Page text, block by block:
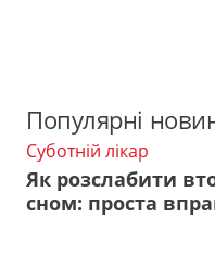
Популярні
Суботній лікар
Як розслабити
сном: проста